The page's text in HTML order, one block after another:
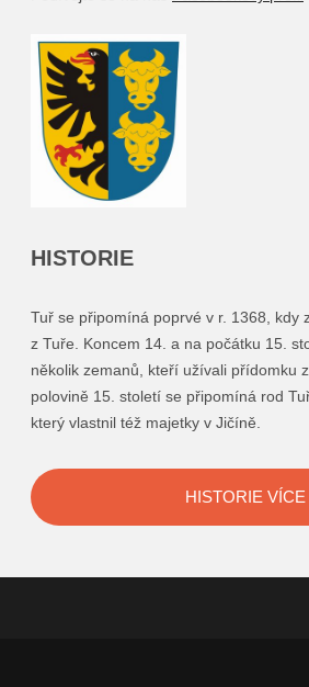
HISTORIE
Tuř se připomíná poprvé v r. 1368, kdy
z Tuře. Koncem 14. a na počátku 15.
několik zemanů, kteří užívali přídomku
polovině 15. století se připomíná rod
který vlastnil též majetky v Jičíně.
HISTORIE VÍCE